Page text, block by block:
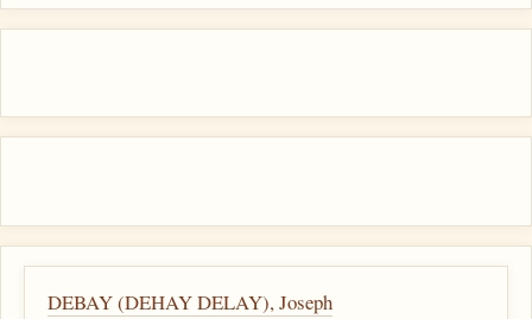
DEBAY (DEHAY DELAY), Joseph